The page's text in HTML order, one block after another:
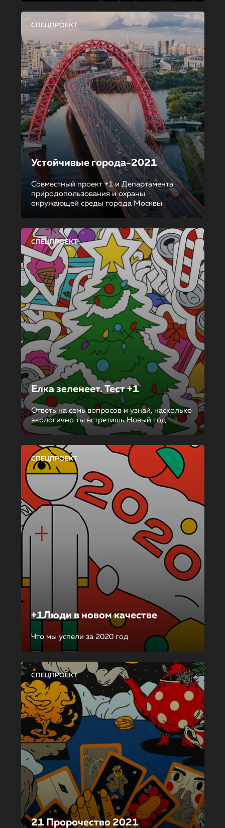
СПЕЦПРОЕКТ
Устойчивые города-2021
Совместный проект +1 и Департамента
природопользования и охраны
окружающей среды города Москвы
СПЕЦПРОЕКТ
Елка зеленеет. Тест +1
Ответь на семь вопросов и узнай, насколько
экологично ты встретишь Новый год
СПЕЦПРОЕКТ
+1Люди в новом качестве
Что мы успели за 2020 год
СПЕЦПРОЕКТ
21 Пророчество 2021